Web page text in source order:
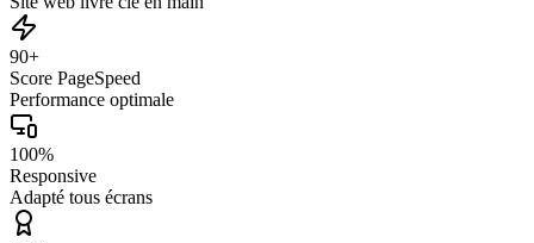
90+
Score PageSpeed
Performance optimale
100%
Responsive
Adapté tous écrans